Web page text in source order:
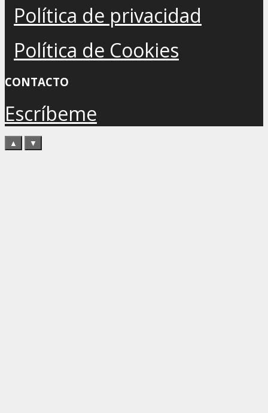
Política de privacidad
Política de Cookies
CONTACTO
Escríbeme
▲ ▼